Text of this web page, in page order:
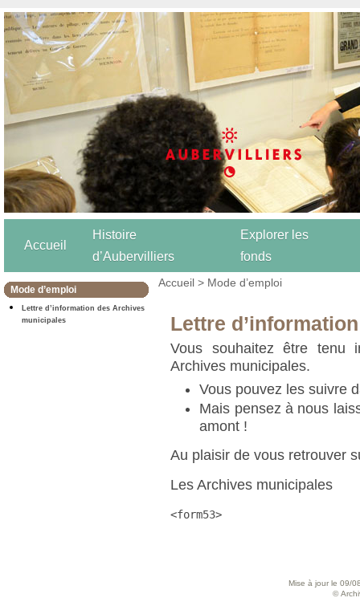
Accueil
Histoire
d’Aubervilliers
Explorer les
fonds
Mode d’emploi
Lettre d’information des Archives
municipales
Accueil > Mode d’emploi
Lettre
Vous souhaitez être tenu
Archives municipales.
Vous pouvez les suivre
Mais pensez à nous
amont !
Au plaisir de vous retrouver
Les Archives municipales
<form53>
Mise à jour le 09/
©